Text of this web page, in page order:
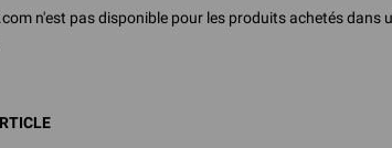
n'est pas disponible pour les produits achetés dans